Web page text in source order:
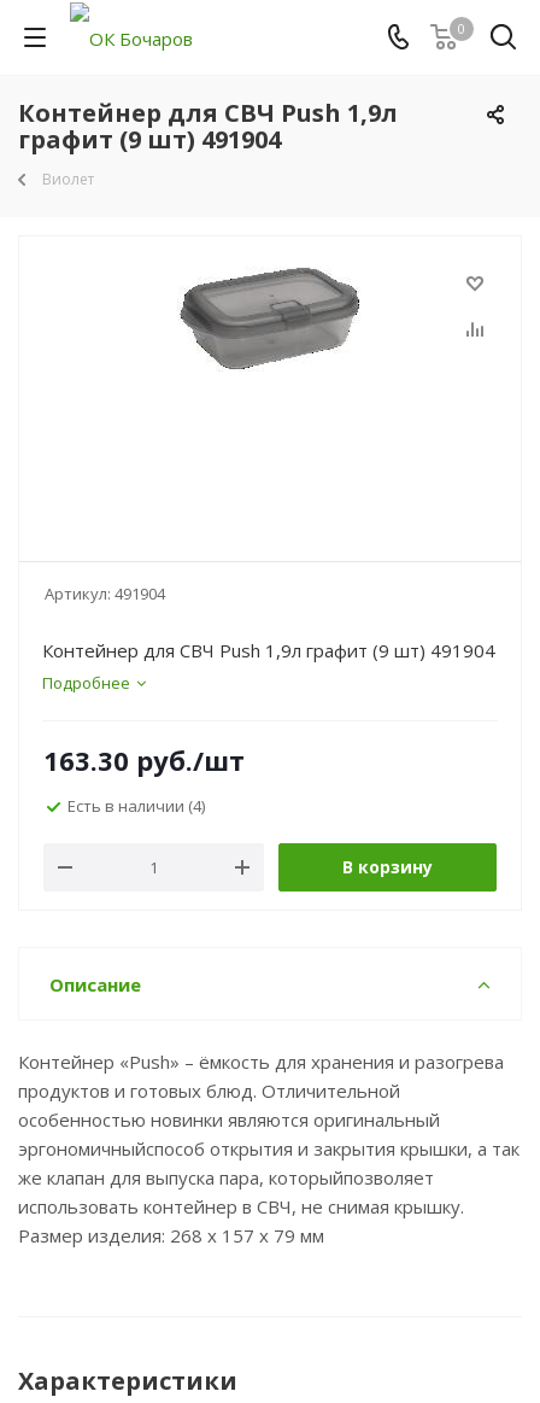
0
Контейнер для СВЧ Push 1,9л
графит (9 шт) 491904
Виолет
Артикул: 491904
Контейнер для СВЧ Push 1,9л графит (9 шт) 491904
Подробнее
163.30 руб./шт
Есть в наличии (4)
В корзину
Описание
Контейнер «Push» – ёмкость для хранения и разогрева
продуктов и готовых блюд. Отличительной
особенностью новинки являются оригинальный
эргономичныйспособ открытия и закрытия крышки, а так
же клапан для выпуска пара, которыйпозволяет
использовать контейнер в СВЧ, не снимая крышку.
Размер изделия: 268 x 157 x 79 мм
Характеристики